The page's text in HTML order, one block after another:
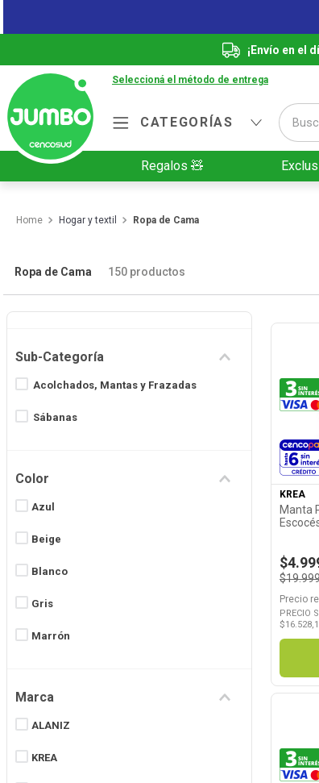
¡Envío en el
Seleccioná el método de entrega
CATEGORÍAS
Buscar...
Regalos 🧸
Hogar y textil Ropa de Cama
Ropa de Cama 150 productos
Sub-Categoría
Acolchados, Mantas y Frazadas
Sábanas
Color
Azul
Beige
Blanco
Gris
Marrón
Rosa
Surtido
Verde
Marca
ALANIZ
KREA
KREA
Manta
Precio
PRECIO
$16.528,1
Términos más
Galletitas
7.
Juguetes